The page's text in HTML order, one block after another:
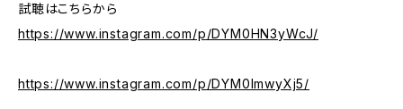
試聴はこちらから
https://www.instagram.com/p/DYM0HN3yWcJ/
https://www.instagram.com/p/DYM0ImwyXj5/